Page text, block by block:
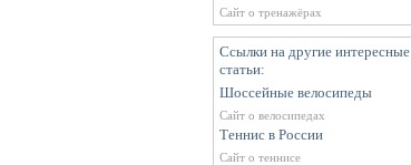
Сайт о тренажёрах
Ссылки на другие интересные
статьи:
Шоссейные велосипеды
Сайт о велосипедах
Теннис в России
Сайт о теннисе